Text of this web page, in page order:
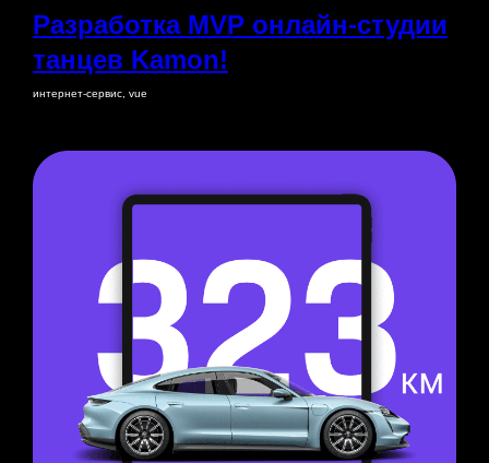
Разработка MVP онлайн-студии
танцев Kamon!
интернет-сервис, vue